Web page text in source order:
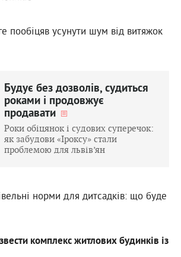
пообіцяв усунути шум від витяжок
Будує без дозволів, судиться
роками і продовжує
продавати
Роки обіцянок і судових суперечок:
як забудови «Іроксу» стали
проблемою для львів’ян
норми для дитсадків: що буде
комплекс житлових будинків із